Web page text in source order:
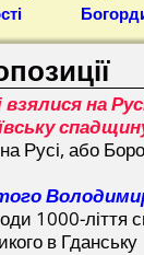
взялися на
Русі, або
1000-ліття
в Гданську